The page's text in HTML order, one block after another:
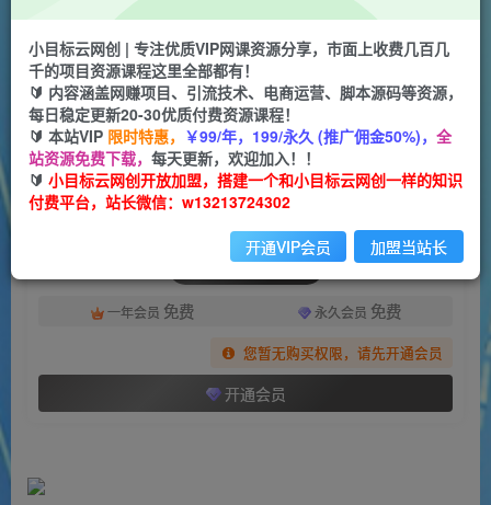
（7232期）外面收费188接码无限秒到1.88汇丰红
包项目 每天每个支付宝18.88 活动到年底
一个小目标云网创
2年前发布
关注 私信
1981 177
此内容为付费阅读，请付费后查看
会员专属资源
一年会员 免费 永久会员 免费
您暂无购买权限，请先开通会员
开通会员
付费阅读
小目标云网创 | 专注优质VIP网课资源分享，市面上收费几百几
千的项目资源课程这里全部都有！
🔰 内容涵盖网赚项目、引流技术、电商运营、脚本源码等资源，
每日稳定更新20-30优质付费资源课程！
🔰 本站VIP 限时特惠， ￥99/年，199/永久 (推广佣金50%)， 全
站资源免费下载， 每天更新，欢迎加入！！
🔰 小目标云网创开放加盟，搭建一个和小目标云网创一样的知识
付费平台，站长微信：w13213724302
开通VIP会员 加盟当站长